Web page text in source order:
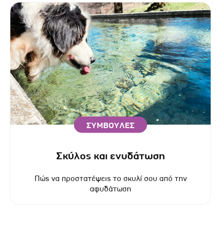
ΣΥΜΒΟΥΛΕΣ
Σκύλος και ενυδάτωση
Πώς να προστατέψεις το σκυλί σου από την
αφυδάτωση